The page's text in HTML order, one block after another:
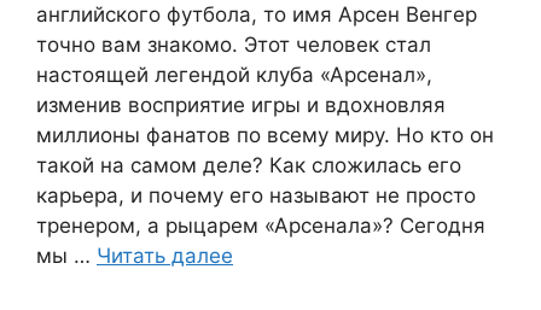
английского футбола, то имя Арсен Венгер
точно вам знакомо. Этот человек стал
настоящей легендой клуба «Арсенал»,
изменив восприятие игры и вдохновляя
миллионы фанатов по всему миру. Но кто он
такой на самом деле? Как сложилась его
карьера, и почему его называют не просто
тренером, а рыцарем «Арсенала»? Сегодня
мы … Читать далее